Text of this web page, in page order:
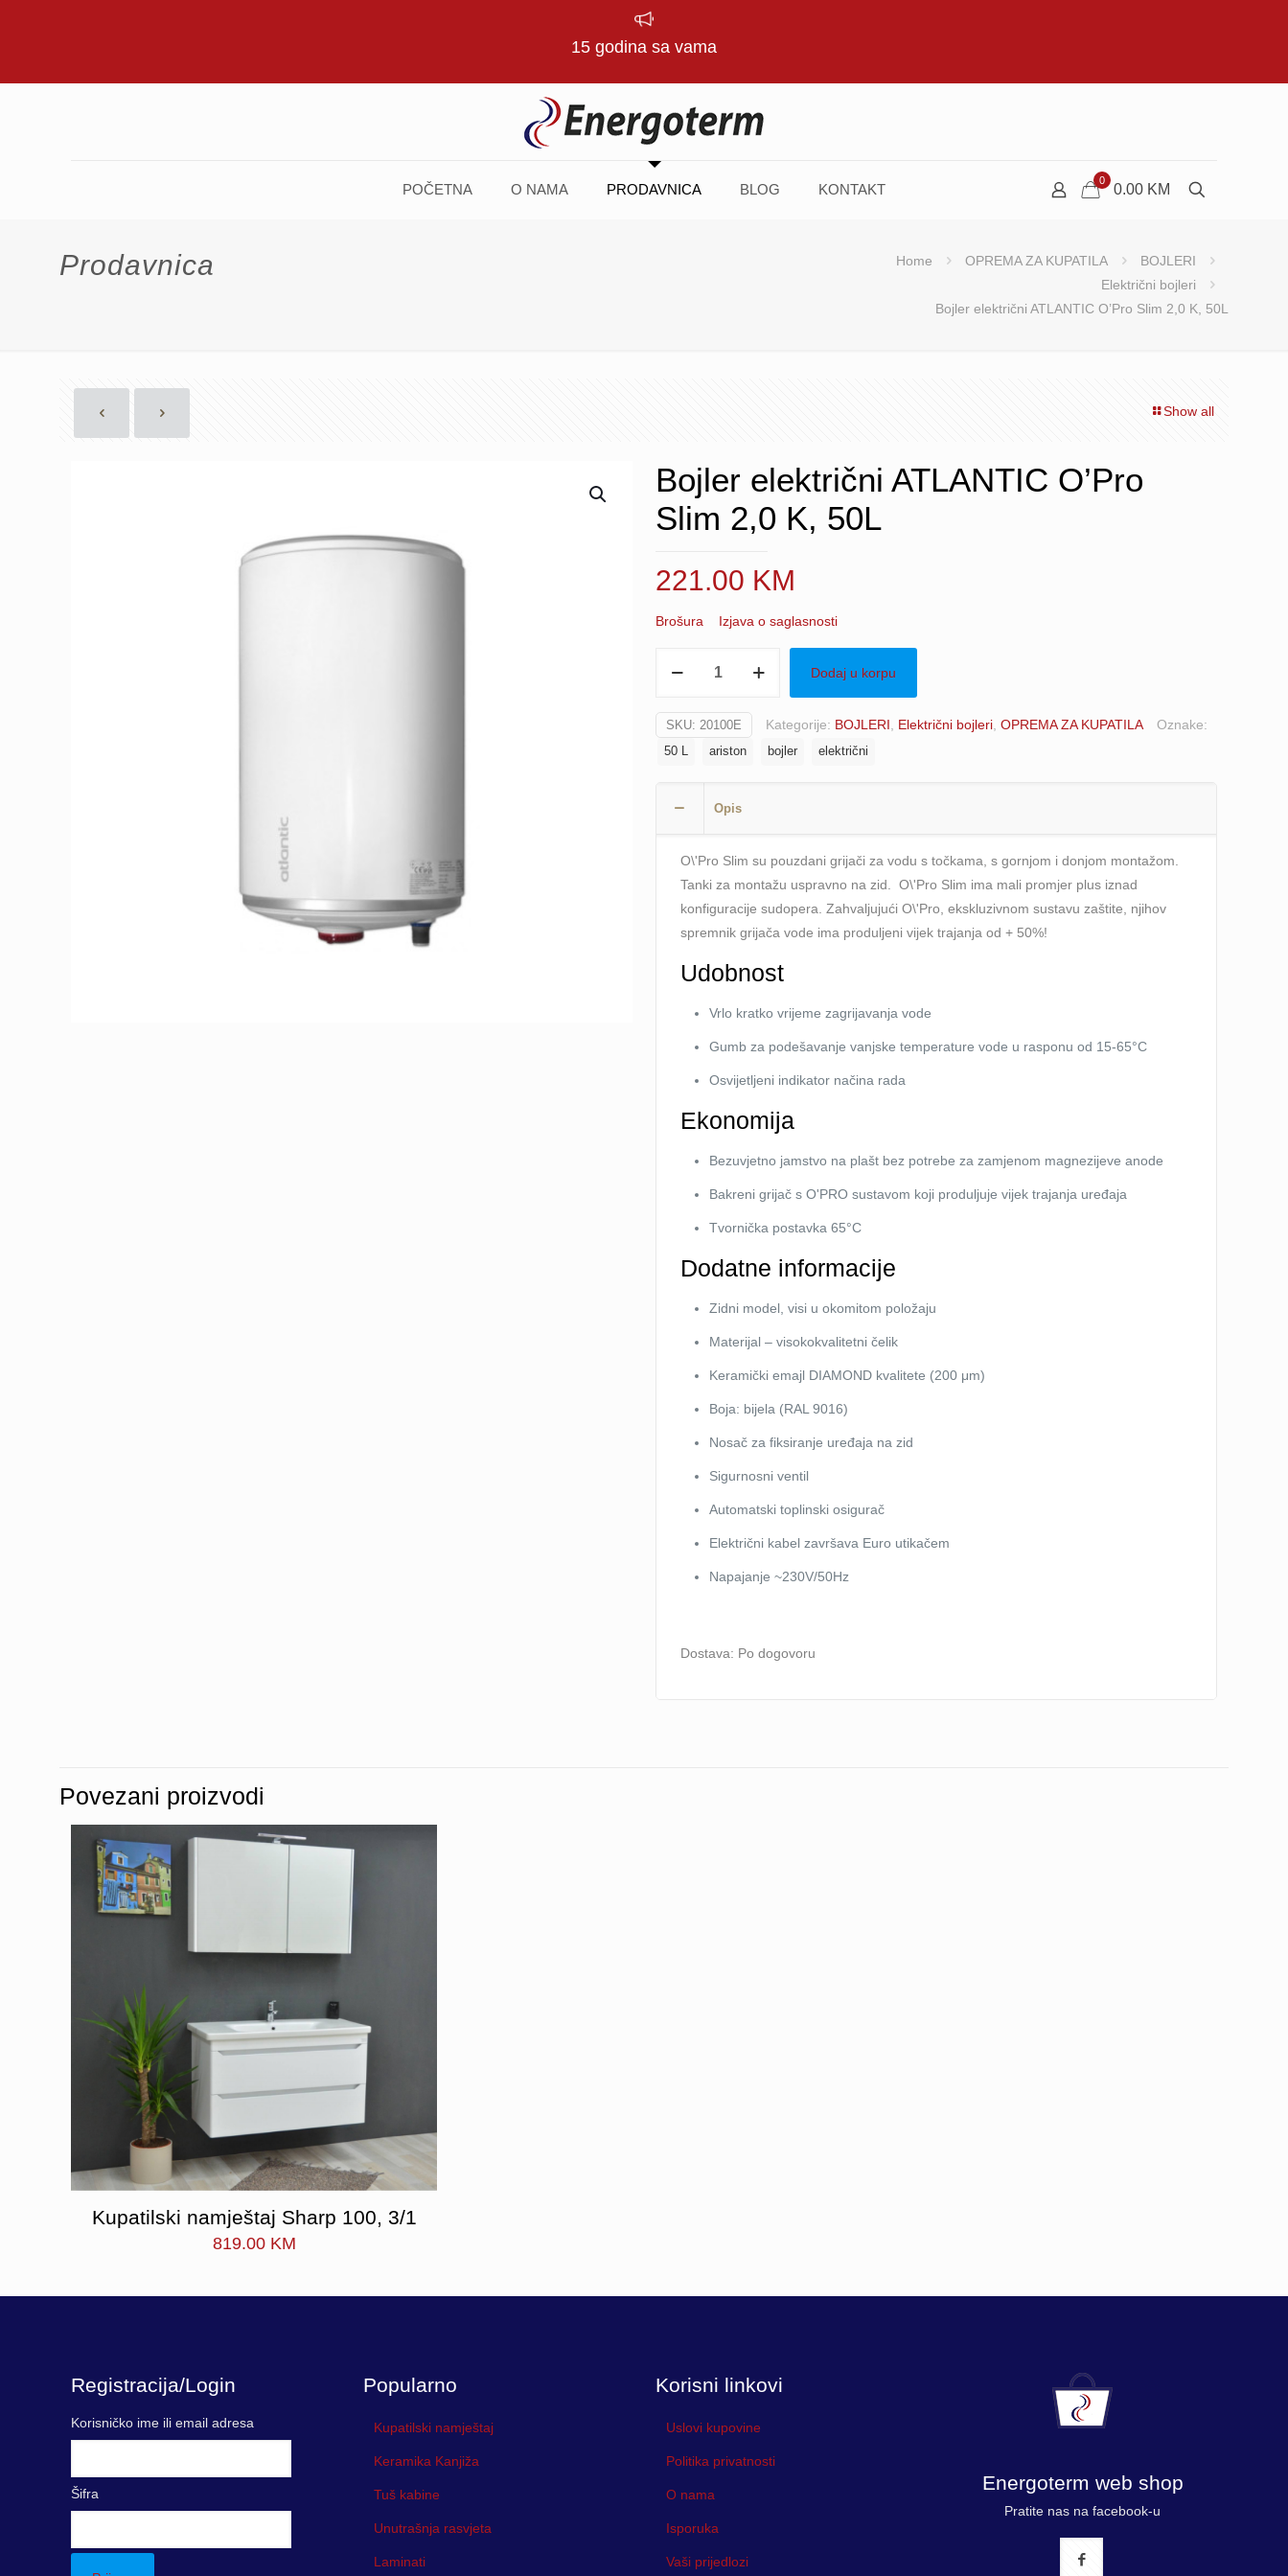
15 godina sa vama
POČETNA O NAMA PRODAVNICA BLOG KONTAKT
0
0.00 KM
Prodavnica Home OPREMA ZA KUPATILA
BOJLERI
Električni bojleri
Bojler električni ATLANTIC O’Pro Slim 2,0 K, 50L
Show all
Bojler električni ATLANTIC O’Pro
Slim 2,0 K, 50L
221.00 KM
Brošura Izjava o saglasnosti
O’Pro
Slim
Dodaj u korpu
SKU: 20100E Kategorije: BOJLERI Električni bojleri OPREMA ZA KUPATILA Oznake:
50 L ariston bojler električni
Opis
O\'Pro Slim su pouzdani grijači za vodu s točkama, s gornjom i donjom montažom.
Tanki za montažu uspravno na zid. O\'Pro Slim ima mali promjer plus iznad
konfiguracije sudopera. Zahvaljujući O\'Pro, ekskluzivnom sustavu zaštite, njihov
spremnik grijača vode ima produljeni vijek trajanja od + 50%!
Udobnost
Vrlo kratko vrijeme zagrijavanja vode
Gumb za podešavanje vanjske temperature vode u rasponu od 15-65°C
Osvijetljeni indikator načina rada
Ekonomija
Bezuvjetno jamstvo na plašt bez potrebe za zamjenom magnezijeve anode
Bakreni grijač s O'PRO sustavom koji produljuje vijek trajanja uređaja
Tvornička postavka 65°C
Dodatne informacije
Zidni model, visi u okomitom položaju
Materijal – visokokvalitetni čelik
Keramički emajl DIAMOND kvalitete (200 μm)
Boja: bijela (RAL 9016)
Nosač za fiksiranje uređaja na zid
Sigurnosni ventil
Automatski toplinski osigurač
Električni kabel završava Euro utikačem
Napajanje ~230V/50Hz
Dostava: Po dogovoru
Povezani proizvodi
Kupatilski namještaj Sharp 100, 3/1
819.00 KM
Registracija/Login
Korisničko ime ili email adresa
Šifra
Popularno
Kupatilski namještaj
Keramika Kanjiža
Tuš kabine
Unutrašnja rasvjeta
Laminati
Korisni linkovi
Uslovi kupovine
Politika privatnosti
O nama
Isporuka
Vaši prijedlozi
Energoterm web shop
Pratite nas na facebook-u